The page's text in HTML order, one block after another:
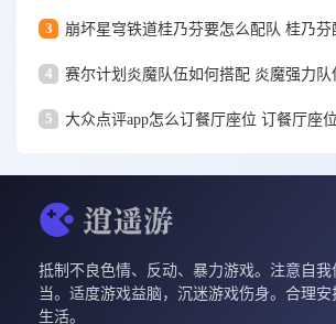
3 崩坏星穹铁道桂乃芬要怎么配队 桂乃芬
4 赛尔计划炎魔队伍如何搭配 炎魔强力队
5
抵制不良色情、反动、暴力游戏。注意自
当。适度游戏益脑，沉迷游戏伤身。合理
生活。